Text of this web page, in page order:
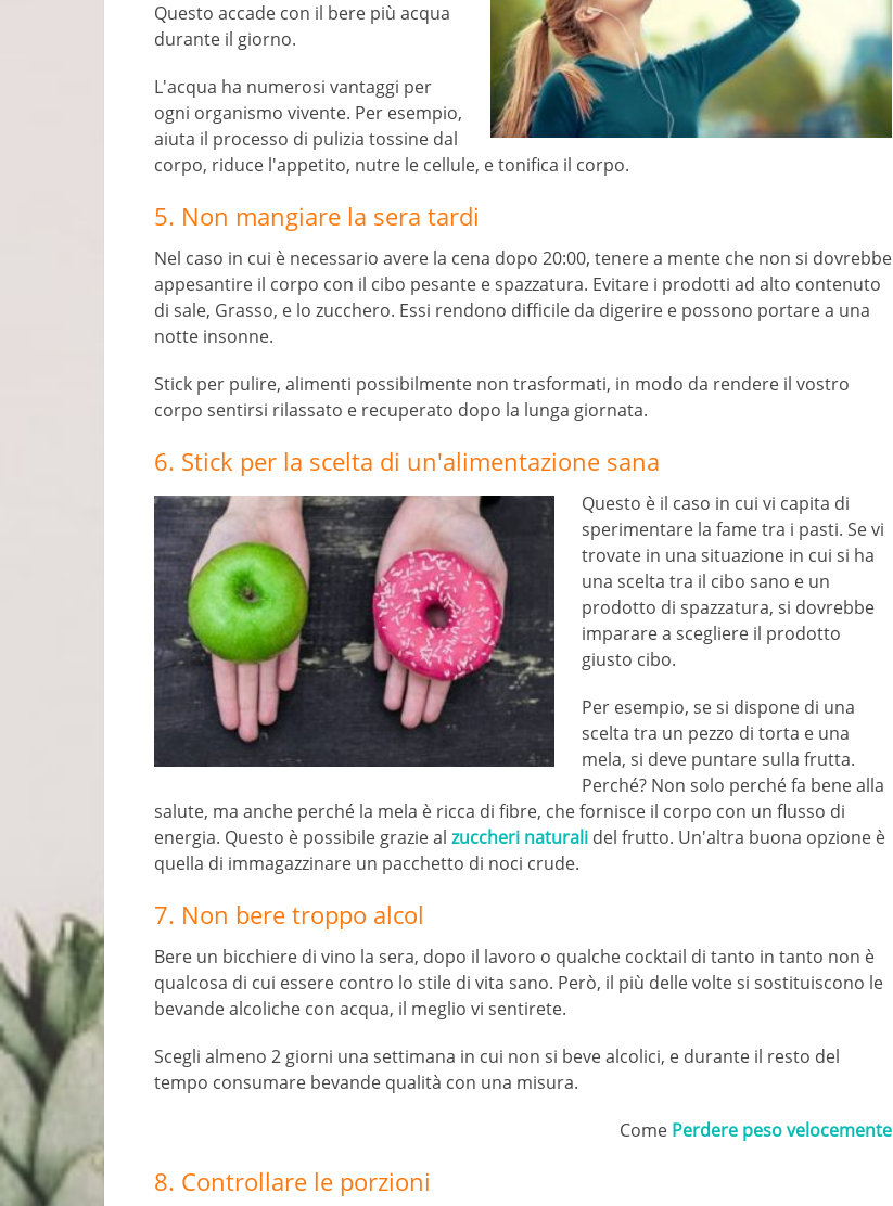
Questo accade con il bere più acqua
durante il giorno.
L'acqua ha numerosi vantaggi per
ogni organismo vivente. Per esempio,
aiuta il processo di pulizia tossine dal
corpo, riduce l'appetito, nutre le cellule, e tonifica il corpo.
5. Non mangiare la sera tardi
Nel caso in cui è necessario avere la cena dopo 20:00, tenere a mente che non si dovrebbe
appesantire il corpo con il cibo pesante e spazzatura. Evitare i prodotti ad alto contenuto
di sale, Grasso, e lo zucchero. Essi rendono difficile da digerire e possono portare a una
notte insonne.
Stick per pulire, alimenti possibilmente non trasformati, in modo da rendere il vostro
corpo sentirsi rilassato e recuperato dopo la lunga giornata.
6. Stick per la scelta di un'alimentazione sana
Questo è il caso in cui vi capita di
sperimentare la fame tra i pasti. Se vi
trovate in una situazione in cui si ha
una scelta tra il cibo sano e un
prodotto di spazzatura, si dovrebbe
imparare a scegliere il prodotto
giusto cibo.
Per esempio, se si dispone di una
scelta tra un pezzo di torta e una
mela, si deve puntare sulla frutta.
Perché? Non solo perché fa bene alla
salute, ma anche perché la mela è ricca di fibre, che fornisce il corpo con un flusso di
energia. Questo è possibile grazie al zuccheri naturali del frutto. Un'altra buona opzione è
quella di immagazzinare un pacchetto di noci crude.
7. Non bere troppo alcol
Bere un bicchiere di vino la sera, dopo il lavoro o qualche cocktail di tanto in tanto non è
qualcosa di cui essere contro lo stile di vita sano. Però, il più delle volte si sostituiscono le
bevande alcoliche con acqua, il meglio vi sentirete.
Scegli almeno 2 giorni una settimana in cui non si beve alcolici, e durante il resto del
tempo consumare bevande qualità con una misura.
Come Perdere peso velocemente
8. Controllare le porzioni